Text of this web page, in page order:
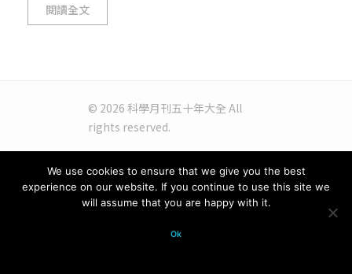
閱讀全文
© 2026 科學月刊五十年大全 All
rights reserved.
We use cookies to ensure that we give you the best
experience on our website. If you continue to use this site we
will assume that you are happy with it.
Ok